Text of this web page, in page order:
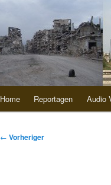
Home Reportagen Audio
Beitragsnavigation
← Vorheriger